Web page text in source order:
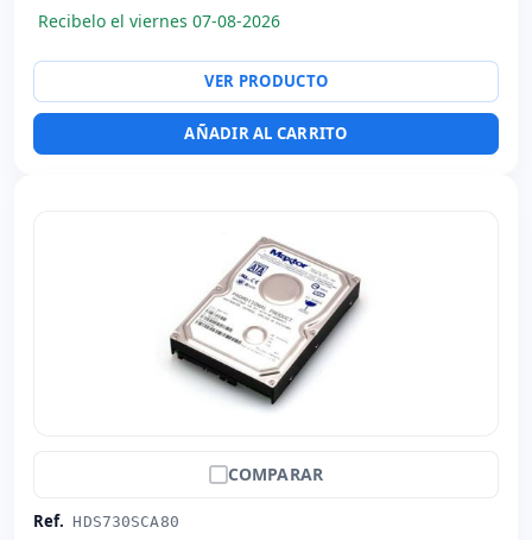
Recibelo el viernes 07-08-2026
VER PRODUCTO
AÑADIR AL CARRITO
COMPARAR
Ref. HDS730SCA80